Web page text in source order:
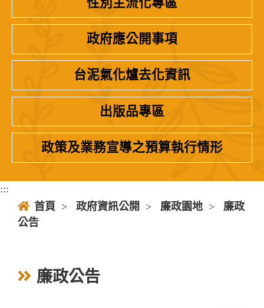
政府應公開事項
台泥氣化爐去化資訊
出版品專區
政策及業務宣導之預算執行情形
:::
首頁 > 政府資訊公開 > 廉政園地 >
廉政
公告
廉政公告